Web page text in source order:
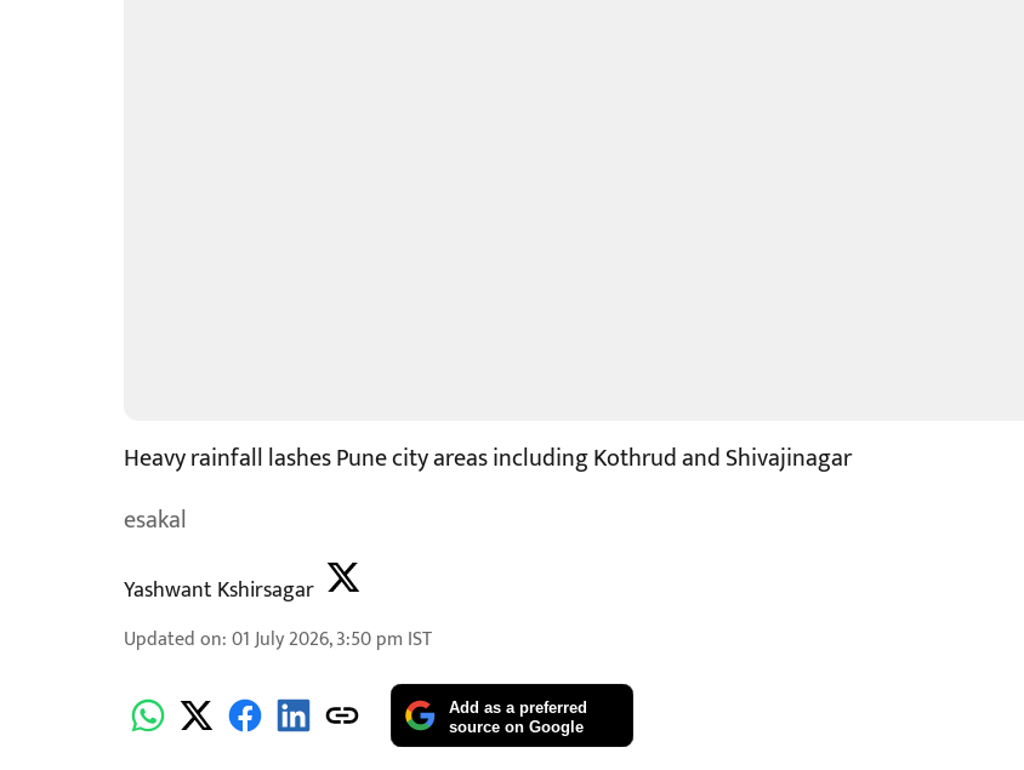
Heavy rainfall lashes Pune city areas including Kothrud and Shivajinagar
esakal
Yashwant Kshirsagar
Updated on:01 July 2026, 3:50 pm IST
Add as a preferred
source on Google